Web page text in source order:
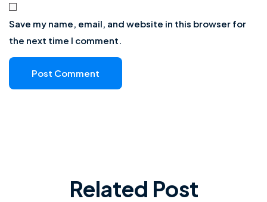
Save my name, email, and website in this browser for
the next time I comment.
Related Post